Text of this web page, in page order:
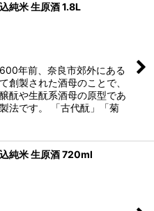
純米 生原酒 1.8L
年前、奈良市郊外にある
創製された酒母のことで、
酛や生酛系酒母の原型であ
法です。 「古代酛」「菊
純米 生原酒 720ml